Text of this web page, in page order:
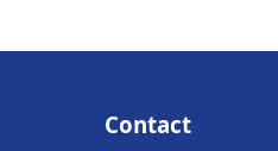
Contact